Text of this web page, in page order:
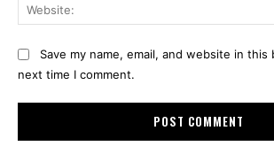
Save my name, email, and website in
next time I comment.